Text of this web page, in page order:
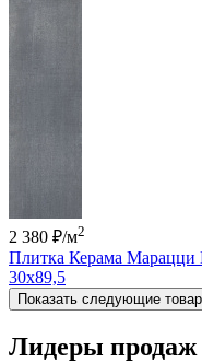
2 380 ₽/м2
Плитка Керама Марацци
30x89,5
Показать следующие
Лидеры продаж